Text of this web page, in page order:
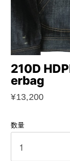
210D
erbag
¥13,200
数量